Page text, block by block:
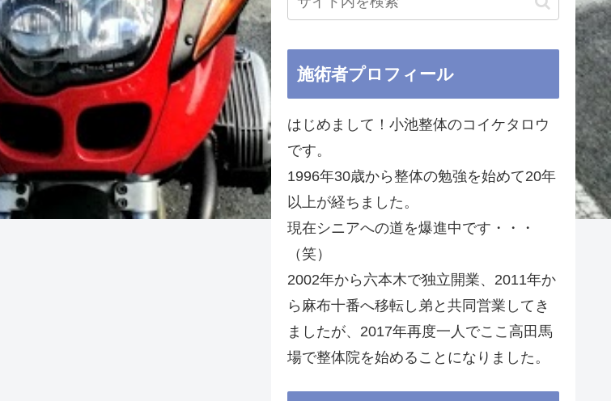
施術者プロフィール
はじめまして！小池整体のコイケタロウ
です。
1996年30歳から整体の勉強を始めて20年
以上が経ちました。
現在シニアへの道を爆進中です・・・
（笑）
2002年から六本木で独立開業、2011年か
ら麻布十番へ移転し弟と共同営業してき
ましたが、2017年再度一人でここ高田馬
場で整体院を始めることになりました。